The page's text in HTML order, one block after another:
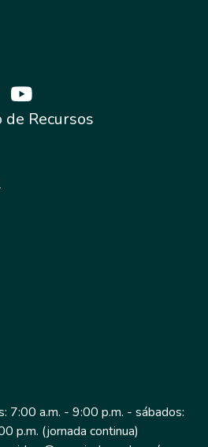
Recursos
7:00 a.m. - 9:00 p.m. - sábados:
p.m. (jornada continua)